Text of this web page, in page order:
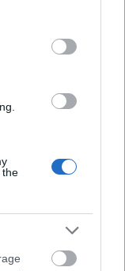
party tags to
in below Google
the